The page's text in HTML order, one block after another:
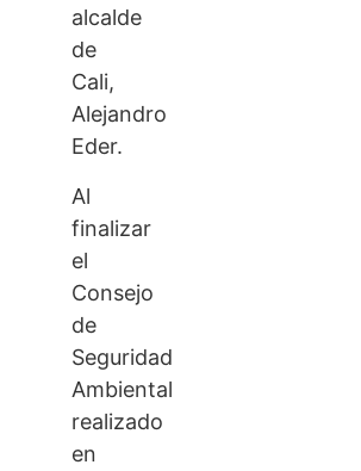
alcalde
de
Cali,
Alejandro
Eder.
Al
finalizar
el
Consejo
de
Seguridad
Ambiental
realizado
en